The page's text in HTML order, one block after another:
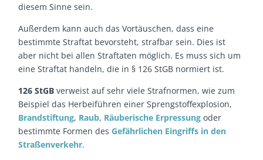
diesem Sinne sein.
Außerdem kann auch das Vortäuschen, dass eine
bestimmte Straftat bevorsteht, strafbar sein. Dies ist
aber nicht bei allen Straftaten möglich. Es muss sich um
eine Straftat handeln, die in § 126 StGB normiert ist.
126 StGB verweist auf sehr viele Strafnormen, wie zum
Beispiel das Herbeiführen einer Sprengstoffexplosion,
Brandstiftung, Raub, Räuberische Erpressung oder
bestimmte Formen desGefährlichen Eingriffs in den
Straßenverkehr.